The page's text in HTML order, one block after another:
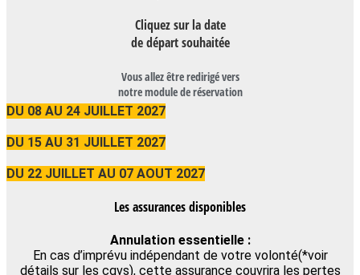
Cliquez sur la date
de départ souhaitée
Vous allez être redirigé vers
notre module de réservation
DU 08 AU 24 JUILLET 2027
DU 15 AU 31 JUILLET 2027
DU 22 JUILLET AU 07 AOUT 2027
Les assurances disponibles
Annulation essentielle :
En cas d’imprévu indépendant de votre volonté(*voir
détails sur les cgvs), cette assurance couvrira les pertes